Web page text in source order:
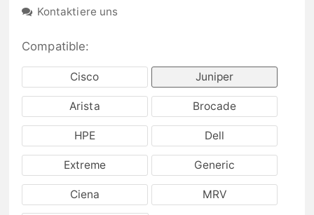
Kontaktiere uns
Compatible:
Cisco Juniper
Arista Brocade
HPE Dell
Extreme Generic
Ciena MRV